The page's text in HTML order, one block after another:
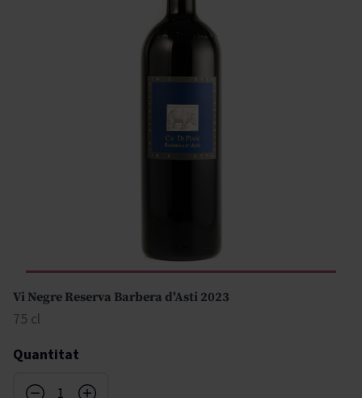
Vi Negre Reserva Barbera d'Asti 2023
75 cl
Quantitat